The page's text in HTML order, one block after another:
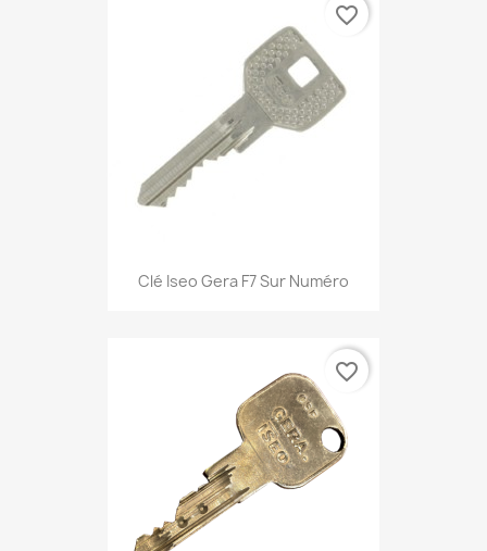
Clé Iseo Gera F7 Sur Numéro
favorite_border
favorite_border